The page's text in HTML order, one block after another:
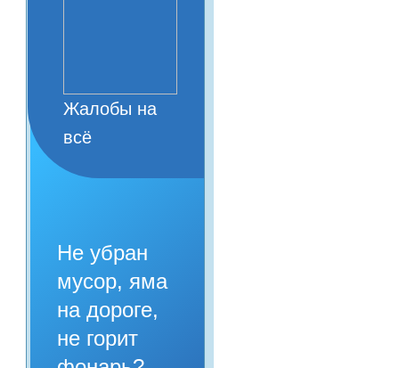
Жалобы на
всё
Не убран
мусор, яма
на дороге,
не горит